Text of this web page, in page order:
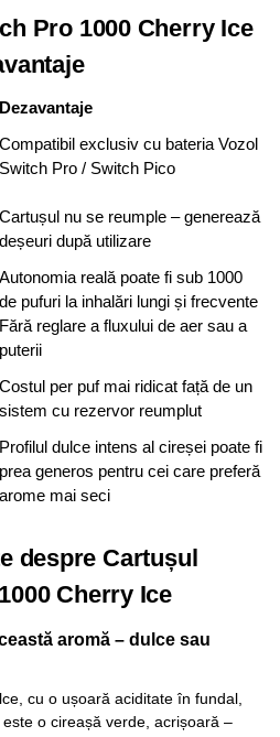
Pro 1000 Cherry Ice
Dezavantaje
Compatibil exclusiv cu bateria Vozol
Switch Pro / Switch Pico
Cartușul nu se reumple – generează
deșeuri după utilizare
Autonomia reală poate fi sub 1000
de pufuri la inhalări lungi și frecvente
Fără reglare a fluxului de aer sau a
puterii
Costul per puf mai ridicat față de un
sistem cu rezervor reumplut
Profilul dulce intens al cireșei poate fi
prea generos pentru cei care preferă
arome mai seci
despre Cartușul
Cherry Ice
aromă – dulce sau
cu o ușoară aciditate în fundal,
o cireașă verde, acrișoară –